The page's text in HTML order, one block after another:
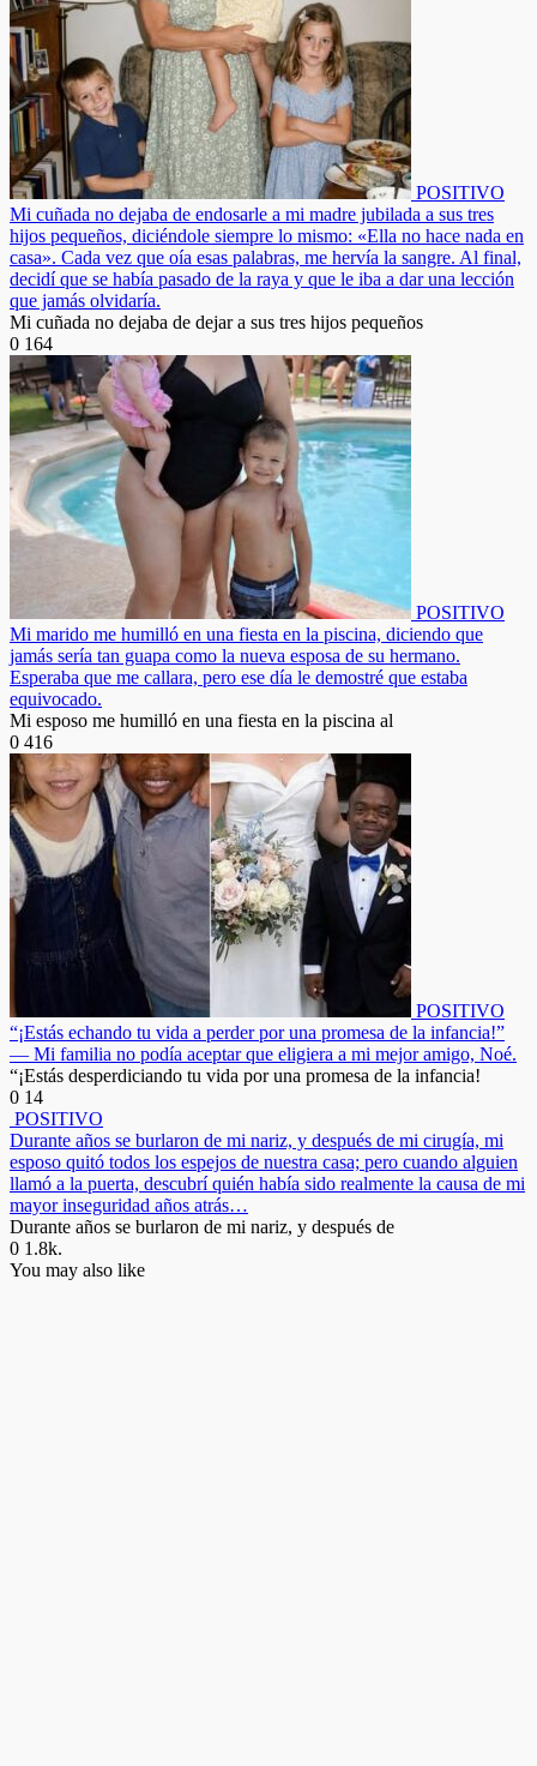
POSITIVO
Mi cuñada no dejaba de endosarle a mi madre jubilada a sus tres
hijos pequeños, diciéndole siempre lo mismo: «Ella no hace nada en
casa». Cada vez que oía esas palabras, me hervía la sangre. Al final,
decidí que se había pasado de la raya y que le iba a dar una lección
que jamás olvidaría.
Mi cuñada no dejaba de dejar a sus tres hijos pequeños
0 164
POSITIVO
Mi marido me humilló en una fiesta en la piscina, diciendo que
jamás sería tan guapa como la nueva esposa de su hermano.
Esperaba que me callara, pero ese día le demostré que estaba
equivocado.
Mi esposo me humilló en una fiesta en la piscina al
0 416
POSITIVO
“¡Estás echando tu vida a perder por una promesa de la infancia!”
— Mi familia no podía aceptar que eligiera a mi mejor amigo, Noé.
“¡Estás desperdiciando tu vida por una promesa de la infancia!
0 14
POSITIVO
Durante años se burlaron de mi nariz, y después de mi cirugía, mi
esposo quitó todos los espejos de nuestra casa; pero cuando alguien
llamó a la puerta, descubrí quién había sido realmente la causa de mi
mayor inseguridad años atrás…
Durante años se burlaron de mi nariz, y después de
0 1.8k.
You may also like